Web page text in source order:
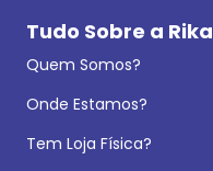
Tudo Sobre a Rika
Quem Somos?
Onde Estamos?
Tem Loja Física?